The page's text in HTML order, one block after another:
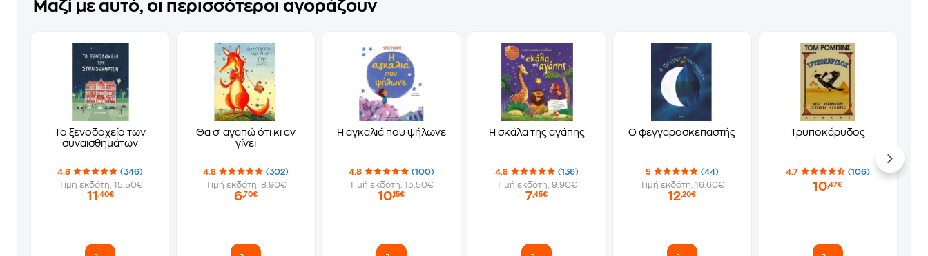
Μαζί με αυτό, οι περισσότεροι αγοράζουν
Το ξενοδοχείο των
συναισθημάτων
4.8
(346)
Τιμή εκδότη: 15.50€
11 ,40€
Θα σ' αγαπώ ότι κι αν
γίνει
4.8
(302)
Τιμή εκδότη: 8.90€
6,70€
Η αγκαλιά που ψήλωνε
4.8
(100)
Τιμή εκδότη: 13.50€
10,15€
Η σκάλα της αγάπης
4.8
(136)
Τιμή εκδότη: 9.90€
7,45€
Ο φεγγαροσκεπαστής
5
(44)
Τιμή εκδότη: 16.60€
12,20€
Τρυποκάρυδος
4.7 (106)
10,47€